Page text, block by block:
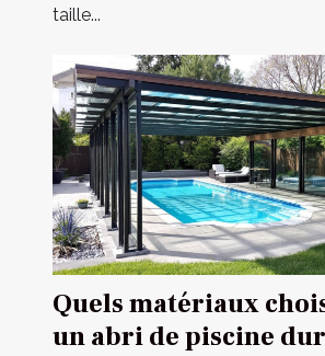
taille...
Quels matériaux
un abri de piscine